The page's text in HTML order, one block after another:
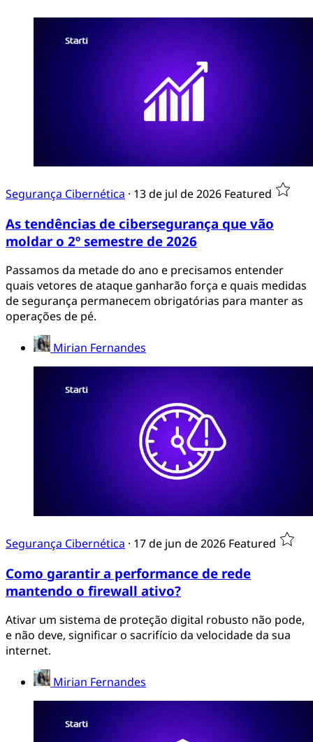
Segurança Cibernética · 13 de jul de 2026 Featured
As tendências de cibersegurança que vão
moldar o 2º semestre de 2026
Passamos da metade do ano e precisamos entender
quais vetores de ataque ganharão força e quais medidas
de segurança permanecem obrigatórias para manter as
operações de pé.
Mirian Fernandes
Segurança Cibernética · 17 de jun de 2026 Featured
Como garantir a performance de rede
mantendo o firewall ativo?
Ativar um sistema de proteção digital robusto não pode,
e não deve, significar o sacrifício da velocidade da sua
internet.
Mirian Fernandes